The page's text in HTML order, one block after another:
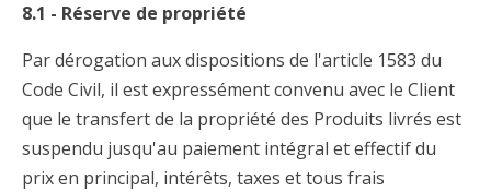
8.1 - Réserve de propriété
Par dérogation aux dispositions de l'article 1583 du
Code Civil, il est expressément convenu avec le Client
que le transfert de la propriété des Produits livrés est
suspendu jusqu'au paiement intégral et effectif du
prix en principal, intérêts, taxes et tous frais